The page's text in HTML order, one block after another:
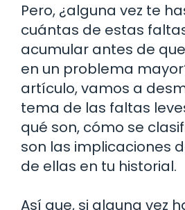
Pero, ¿alguna vez te
cuántas de estas
acumular antes de
en un problema
artículo, vamos a
tema de las faltas
qué son, cómo se
son las implicaciones
de ellas en tu historial.
Así que, si alguna vez